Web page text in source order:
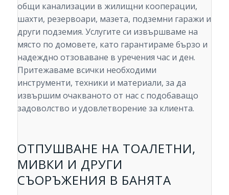
общи канализации в жилищни кооперации,
шахти, резервоари, мазета, подземни гаражи и
други подземия. Услугите си извършваме на
място по домовете, като гарантираме бързо и
надеждно отзоваване в уречения час и ден.
Притежаваме всички необходими
инструменти, техники и материали, за да
извършим очакваното от нас с подобаващо
задоволство и удовлетворение за клиента.
ОТПУШВАНЕ НА ТОАЛЕТНИ,
МИВКИ И ДРУГИ
СЪОРЪЖЕНИЯ В БАНЯТА